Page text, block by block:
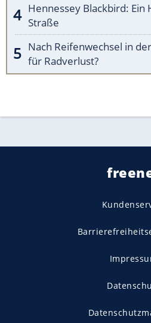
Hennessey Blackbird: Ein
Straße
Nach Reifenwechsel in
für Radverlust?